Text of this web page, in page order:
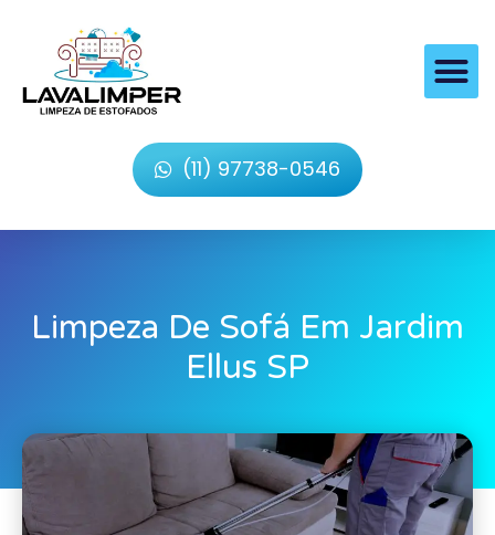
(11) 97738-0546
Limpeza De Sofá Em Jardim
Ellus SP